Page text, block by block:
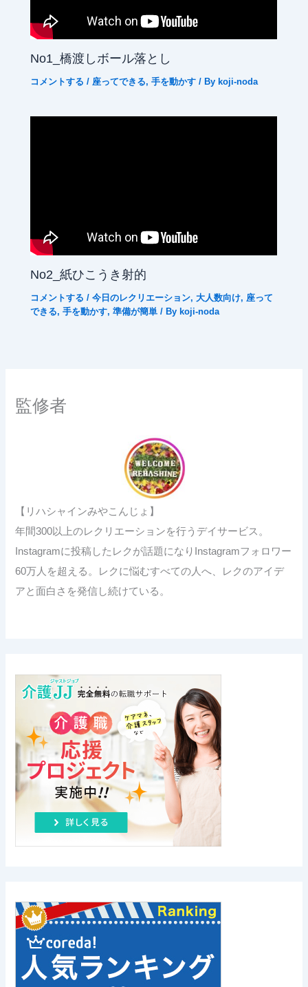
No1_橋渡しボール落とし
コメントする / 座ってできる,手を動かす / By koji-noda
No2_紙ひこうき射的
コメントする /今日のレクリエーション,大人数向け, 座って
できる,手を動かす,準備が簡単 / By koji-noda
監修者
【リハシャインみやこんじょ】
年間300以上のレクリエーションを行うデイサービス。
Instagramに投稿したレクが話題になりInstagramフォロワー
60万人を超える。レクに悩むすべての人へ、レクのアイデ
アと面白さを発信し続けている。